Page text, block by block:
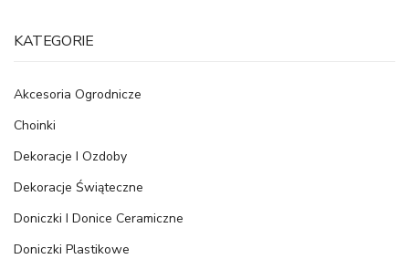
KATEGORIE
Akcesoria Ogrodnicze
Choinki
Dekoracje I Ozdoby
Dekoracje Świąteczne
Doniczki I Donice Ceramiczne
Doniczki Plastikowe